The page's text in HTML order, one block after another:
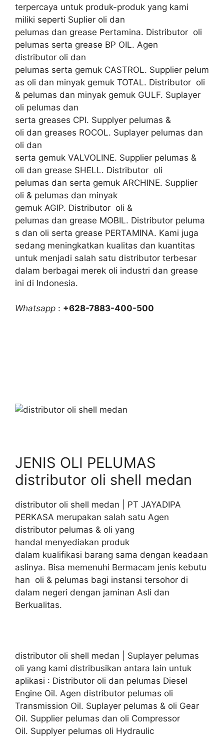
terpercaya untuk produk-produk yang kami
miliki seperti Suplier oli dan
pelumas dan grease Pertamina. Distributor oli
pelumas serta grease BP OIL. Agen
distributor oli dan
pelumas serta gemuk CASTROL. Supplier pelum
as oli dan minyak gemuk TOTAL. Distributor oli
& pelumas dan minyak gemuk GULF. Suplayer
oli pelumas dan
serta greases CPI. Supplyer pelumas &
oli dan greases ROCOL. Suplayer pelumas dan
oli dan
serta gemuk VALVOLINE. Supplier pelumas &
oli dan grease SHELL. Distributor oli
pelumas dan serta gemuk ARCHINE. Supplier
oli & pelumas dan minyak
gemuk AGIP. Distributor oli &
pelumas dan grease MOBIL. Distributor peluma
s dan oli serta grease PERTAMINA. Kami juga
sedang meningkatkan kualitas dan kuantitas
untuk menjadi salah satu distributor terbesar
dalam berbagai merek oli industri dan grease
ini di Indonesia.
Whatsapp : +628-7883-400-500
JENIS OLI PELUMAS
distributor oli shell medan
distributor oli shell medan | PT JAYADIPA
PERKASA merupakan salah satu Agen
distributor pelumas & oli yang
handal menyediakan produk
dalam kualifikasi barang sama dengan keadaan
aslinya. Bisa memenuhi Bermacam jenis kebutu
han oli & pelumas bagi instansi tersohor di
dalam negeri dengan jaminan Asli dan
Berkualitas.
distributor oli shell medan | Suplayer pelumas
oli yang kami distribusikan antara lain untuk
aplikasi : Distributor oli dan pelumas Diesel
Engine Oil. Agen distributor pelumas oli
Transmission Oil. Suplayer pelumas & oli Gear
Oil. Supplier pelumas dan oli Compressor
Oil. Supplyer pelumas oli Hydraulic